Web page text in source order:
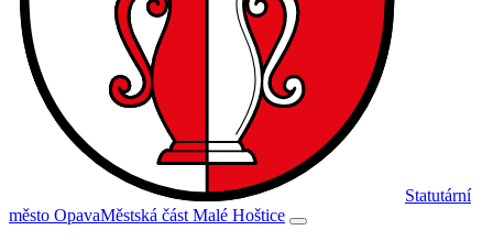
Statutární
město OpavaMěstská část Malé Hoštice